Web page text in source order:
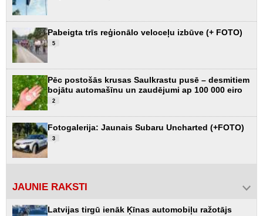
Pabeigta trīs reģionālo veloceļu izbūve (+ FOTO)
5
Pēc postošās krusas Saulkrastu pusē – desmitiem
bojātu automašīnu un zaudējumi ap 100 000 eiro
2
Fotogalerija: Jaunais Subaru Uncharted (+FOTO)
3
JAUNIE RAKSTI
Latvijas tirgū ienāk Ķīnas automobiļu ražotājs